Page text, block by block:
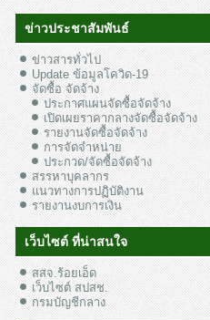
ข่าวประชาสัมพันธ์
ข่าวสารทั่วไป
Update ข้อมูลโควิด-19
จัดซื้อ จัดจ้าง
ประกาศแผนจัดซื้อจัดจ้าง
เปิดเผยราคากลางจัดซื้อจัดจ้าง
รายงานจัดซื้อจัดจ้าง
การจัดจำหน่าย
ประกวด/จัดซื้อจัดจ้าง
สรรหาบุคลากร
แนวทางการปฏิบัติงาน
รายงานงบการเงิน
เว็บไซต์ ที่น่าสนใจ
สสจ.ร้อยเอ็ด
เว็บไซต์ สปสช.
กรมบัญชีกลาง